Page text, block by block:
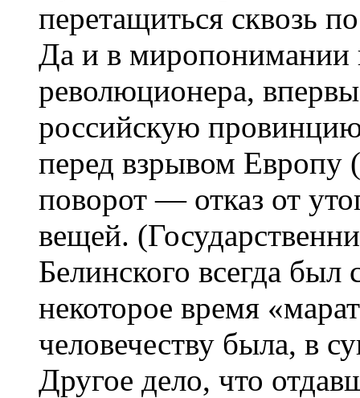
перетащиться сквозь
Да и в миропонимании
революционера,
российскую
перед взрывом Европу
поворот — отказ от
вещей.
Белинского всегда был
некоторое время
человечеству была, в
Другое дело, что